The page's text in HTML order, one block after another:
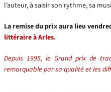
l’auteur, à saisir son rythme, sa
La remise du prix aura lieu
littéraire à Arles.
Depuis 1995, le Grand prix de
remarquable par sa qualité et les